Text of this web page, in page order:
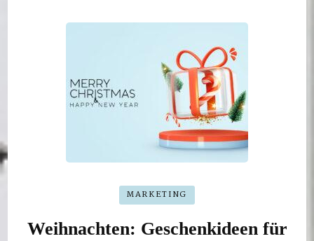
MARKETING
Weihnachten: Geschenkideen für